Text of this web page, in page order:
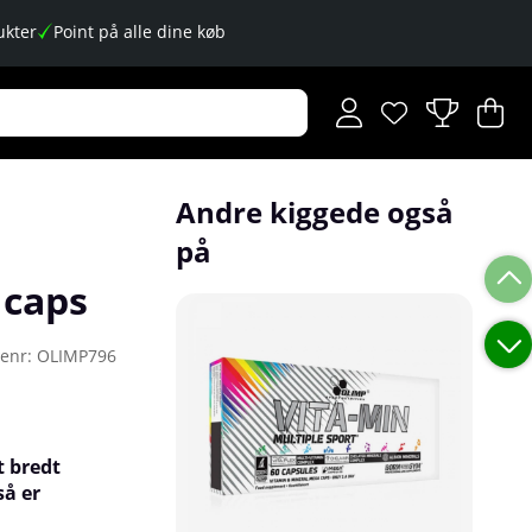
Point på alle dine køb
Ønskeliste
Antal på
.
.
OLIMP796
bredt
er
Andre kiggede også
på